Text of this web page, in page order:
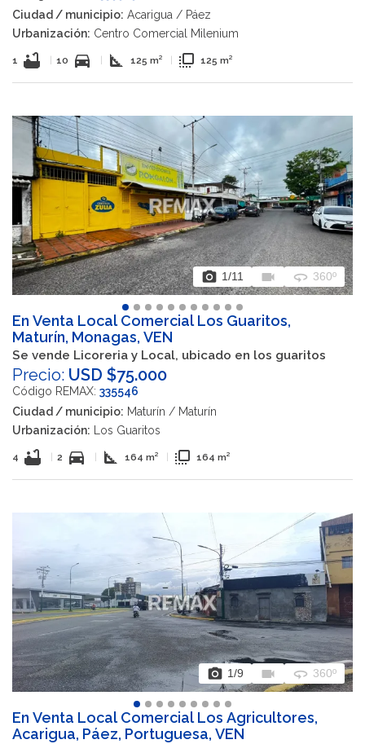
Ciudad / municipio: Acarigua / Páez
Urbanización: Centro Comercial Milenium
1 bathtub 10 directions_car square_foot 125 m² flip_to_front 125 m²
photo_camera 1/11 videocam 360 360º
En Venta Local Comercial Los Guaritos,
Maturín, Monagas, VEN
Se vende Licoreria y Local, ubicado en los guaritos
Precio: USD $75.000
Código REMAX: 335546
Ciudad / municipio: Maturín / Maturín
Urbanización: Los Guaritos
4 bathtub 2 directions_car square_foot 164 m² flip_to_front 164 m²
photo_camera 1/9 videocam 360 360º
En Venta Local Comercial Los Agricultores,
Acarigua, Páez, Portuguesa, VEN